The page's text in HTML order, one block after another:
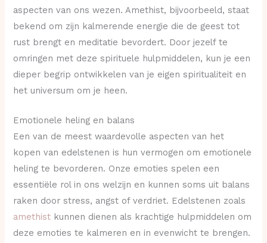
aspecten van ons wezen. Amethist, bijvoorbeeld, staat
bekend om zijn kalmerende energie die de geest tot
rust brengt en meditatie bevordert. Door jezelf te
omringen met deze spirituele hulpmiddelen, kun je een
dieper begrip ontwikkelen van je eigen spiritualiteit en
het universum om je heen.
Emotionele heling en balans
Een van de meest waardevolle aspecten van het
kopen van edelstenen is hun vermogen om emotionele
heling te bevorderen. Onze emoties spelen een
essentiële rol in ons welzijn en kunnen soms uit balans
raken door stress, angst of verdriet. Edelstenen zoals
amethist kunnen dienen als krachtige hulpmiddelen om
deze emoties te kalmeren en in evenwicht te brengen.